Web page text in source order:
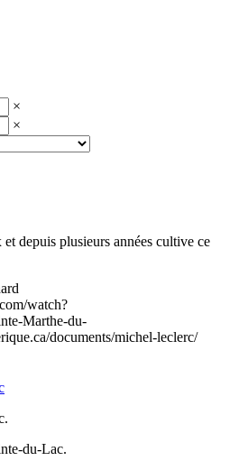
×
×
depuis plusieurs années cultive ce
watch?
Marthe-du-
documents/michel-leclerc/
du-Lac.